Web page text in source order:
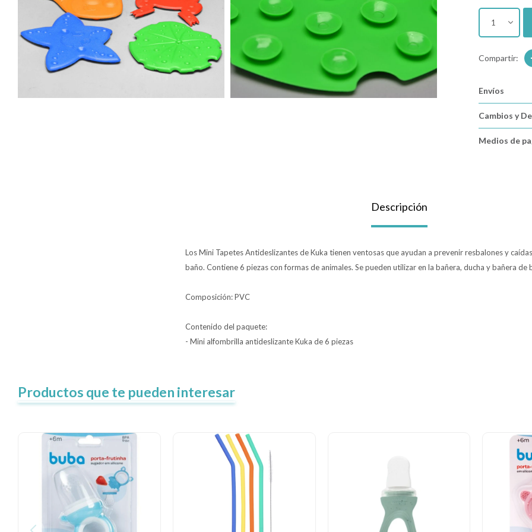
1
Envíos
Cambios y
Medios de
Descripción
Los Mini Tapetes Antideslizantes de Kuka tienen ventosas que ayudan a prevenir resbalones y
baño. Contiene 6 piezas con formas de animales. Se pueden utilizar en la bañera, ducha y bañera de
Composición: PVC
Contenido del paquete:
- Mini alfombrilla antideslizante Kuka de 6 piezas
Productos que te pueden interesar